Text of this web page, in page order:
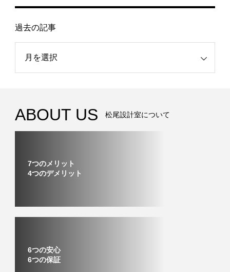
過去の記事
ABOUT US 松尾設計室について
7つのメリット
4つのデメリット
6つの安心
6つの保証